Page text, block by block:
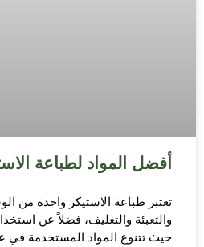
أفضل المواد لطباعة
تعتبر طباعة الاستيكر واحدة من
والتعبئة والتغليف، فضلاً عن
حيث تتنوع المواد المستخدمة في